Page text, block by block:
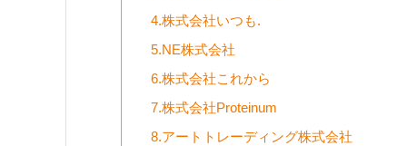
4.株式会社いつも.
5.NE株式会社
6.株式会社これから
7.株式会社Proteinum
8.アートトレーディング株式会社